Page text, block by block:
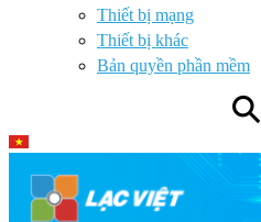
Thiết bị mạng
Thiết bị khác
Bản quyền phần mềm
⚲